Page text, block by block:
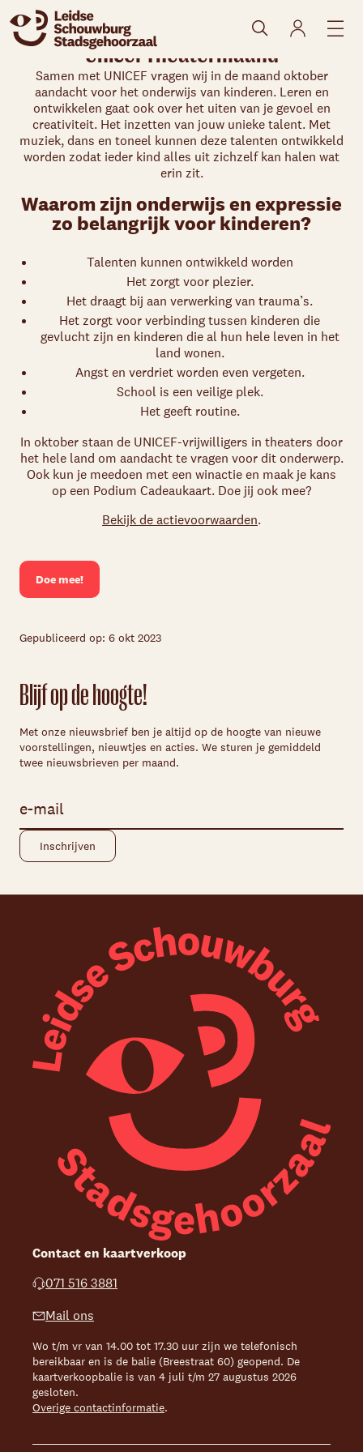
Unicef Theatermaand
Samen met UNICEF vragen wij in de maand oktober
aandacht voor het onderwijs van kinderen. Leren en
ontwikkelen gaat ook over het uiten van je gevoel en
creativiteit. Het inzetten van jouw unieke talent. Met
muziek, dans en toneel kunnen deze talenten ontwikkeld
worden zodat ieder kind alles uit zichzelf kan halen wat
erin zit.
Waarom zijn onderwijs en expressie
zo belangrijk voor kinderen?
Talenten kunnen ontwikkeld worden
Het zorgt voor plezier.
Het draagt bij aan verwerking van trauma’s.
Het zorgt voor verbinding tussen kinderen die
gevlucht zijn en kinderen die al hun hele leven in het
land wonen.
Angst en verdriet worden even vergeten.
School is een veilige plek.
Het geeft routine.
In oktober staan de UNICEF-vrijwilligers in theaters door
het hele land om aandacht te vragen voor dit onderwerp.
Ook kun je meedoen met een winactie en maak je kans
op een Podium Cadeaukaart. Doe jij ook mee?
Bekijk de actievoorwaarden.
Doe mee!
Gepubliceerd op: 6 okt 2023
Blijf op de hoogte!
Met onze nieuwsbrief ben je altijd op de hoogte van nieuwe
voorstellingen, nieuwtjes en acties. We sturen je gemiddeld
twee nieuwsbrieven per maand.
Contact en kaartverkoop
071 516 3881
Mail ons
Wo t/m vr van 14.00 tot 17.30 uur zijn we telefonisch
bereikbaar en is de balie (Breestraat 60) geopend. De
kaartverkoopbalie is van 4 juli t/m 27 augustus 2026
gesloten.
Overige contactinformatie.